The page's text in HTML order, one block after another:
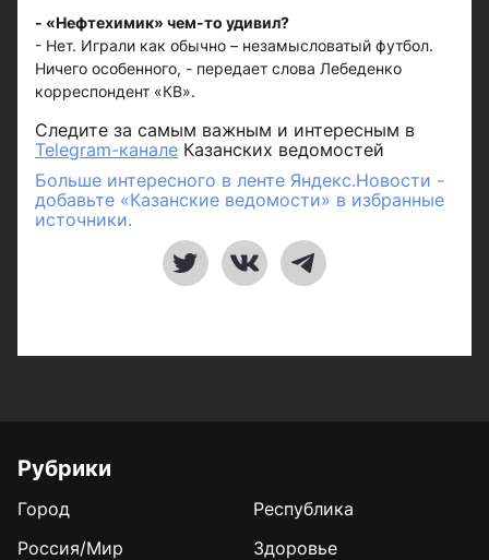
- «Нефтехимик» чем-то удивил?
- Нет. Играли как обычно – незамысловатый футбол.
Ничего особенного, - передает слова Лебеденко
корреспондент «КВ».
Следите за самым важным и интересным в
Telegram-канале Казанских ведомостей
Больше интересного в ленте Яндекс.Новости -
добавьте «Казанские ведомости» в избранные
источники.
Рубрики
Город
Республика
Россия/Мир
Здоровье